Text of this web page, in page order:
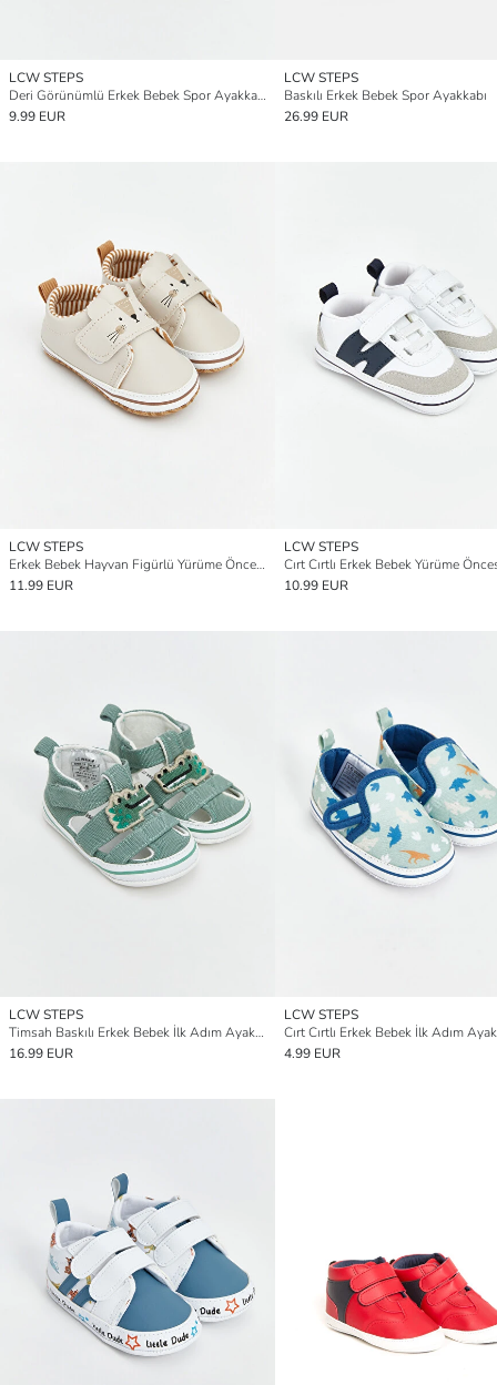
LCW STEPS
Deri Görünümlü Erkek Bebek Spor Ayakkabı
9.99 EUR
LCW STEPS
Baskılı Erkek Bebek Spor Ayakkabı
26.99 EUR
LCW STEPS
Erkek Bebek Hayvan Figürlü Yürüme Öncesi Ayakkabı
11.99 EUR
LCW STEPS
10.99 EUR
LCW STEPS
Timsah Baskılı Erkek Bebek İlk Adım Ayakkabısı
16.99 EUR
LCW STEPS
Cırt Cırtlı Erkek Bebek İlk Adım
4.99 EUR